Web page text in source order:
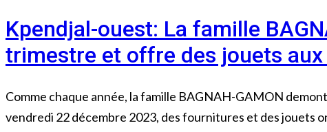
Kpendjal-ouest: La famille
trimestre et offre des jouets aux
Comme chaque année, la famille BAGNAH-GAMON
vendredi 22 décembre 2023, des fournitures et des jouets